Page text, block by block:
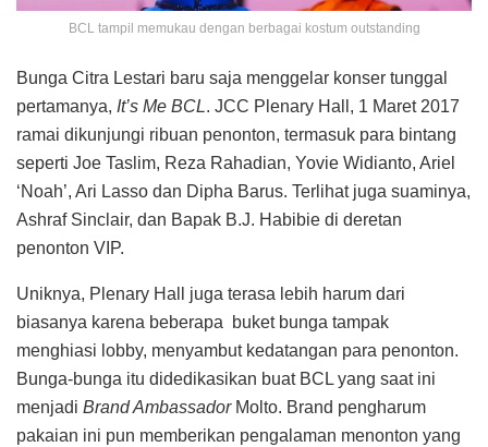
BCL tampil memukau dengan berbagai kostum outstanding
Bunga Citra Lestari baru saja menggelar konser tunggal
pertamanya, It’s Me BCL. JCC Plenary Hall, 1 Maret 2017
ramai dikunjungi ribuan penonton, termasuk para bintang
seperti Joe Taslim, Reza Rahadian, Yovie Widianto, Ariel
‘Noah’, Ari Lasso dan Dipha Barus. Terlihat juga suaminya,
Ashraf Sinclair, dan Bapak B.J. Habibie di deretan
penonton VIP.
Uniknya, Plenary Hall juga terasa lebih harum dari
biasanya karena beberapa buket bunga tampak
menghiasi lobby, menyambut kedatangan para penonton.
Bunga-bunga itu didedikasikan buat BCL yang saat ini
menjadi Brand AmbassadorMolto. Brand pengharum
pakaian ini pun memberikan pengalaman menonton yang